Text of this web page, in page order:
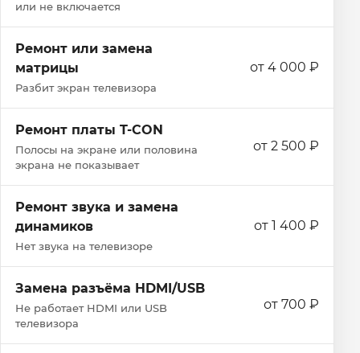
или не включается
Ремонт или замена
матрицы
Разбит экран телевизора
от 4 000 ₽
Ремонт платы T-CON
Полосы на экране или половина
экрана не показывает
от 2 500 ₽
Ремонт звука и замена
динамиков
Нет звука на телевизоре
от 1 400 ₽
Замена разъёма HDMI/USB
Не работает HDMI или USB
телевизора
от 700 ₽